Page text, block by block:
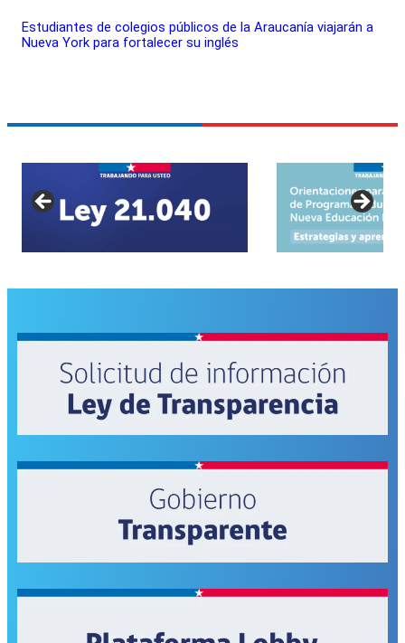
Estudiantes de colegios públicos de la Araucanía viajarán a
Nueva York para fortalecer su inglés